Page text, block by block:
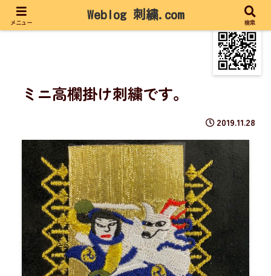
ミニ高欄掛け刺繍です。
2019.11.28
メニュー
Weblog 刺繍.com
検索